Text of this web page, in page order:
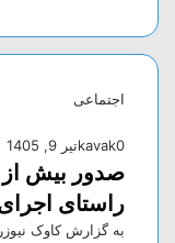
اجتماعی
kavakتیر 9, 1405 0
راستای